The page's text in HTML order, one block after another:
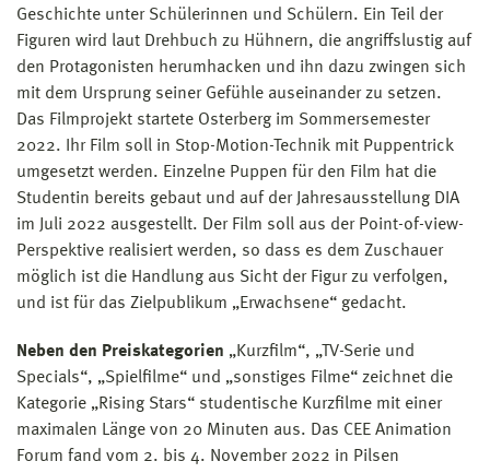
Geschichte unter Schülerinnen und Schülern. Ein Teil der
Figuren wird laut Drehbuch zu Hühnern, die angriffslustig auf
den Protagonisten herumhacken und ihn dazu zwingen sich
mit dem Ursprung seiner Gefühle auseinander zu setzen.
Das Filmprojekt startete Osterberg im Sommersemester
2022. Ihr Film soll in Stop-Motion-Technik mit Puppentrick
umgesetzt werden. Einzelne Puppen für den Film hat die
Studentin bereits gebaut und auf der Jahresausstellung DIA
im Juli 2022 ausgestellt. Der Film soll aus der Point-of-view-
Perspektive realisiert werden, so dass es dem Zuschauer
möglich ist die Handlung aus Sicht der Figur zu verfolgen,
und ist für das Zielpublikum „Erwachsene“ gedacht.
Neben den Preiskategorien „Kurzfilm“, „TV-Serie und
Specials“, „Spielfilme“ und „sonstiges Filme“ zeichnet die
Kategorie „Rising Stars“ studentische Kurzfilme mit einer
maximalen Länge von 20 Minuten aus. Das CEE Animation
Forum fand vom 2. bis 4. November 2022 in Pilsen